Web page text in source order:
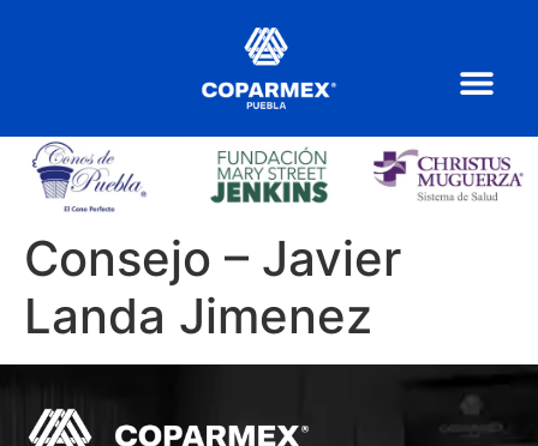
Consejo – Javier
Landa Jimenez